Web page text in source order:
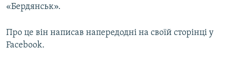
«Бердянськ».
Про це він написав напередодні на своїй сторінці у
Facebook.